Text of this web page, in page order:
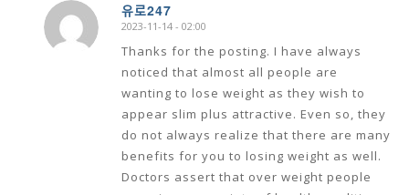
유로247
says:
2023-11-14 - 02:00
Thanks for the posting. I have always
noticed that almost all people are
wanting to lose weight as they wish to
appear slim plus attractive. Even so, they
do not always realize that there are many
benefits for you to losing weight as well.
Doctors assert that over weight people